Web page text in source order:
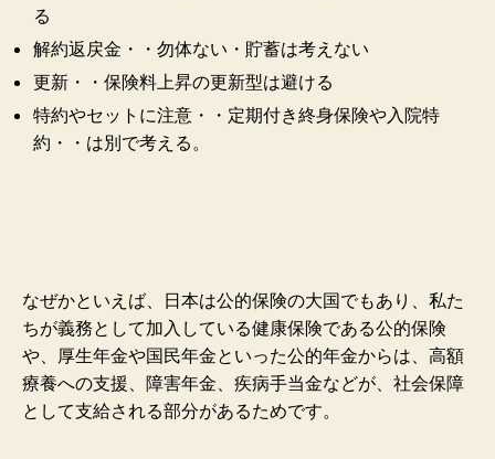
る
解約返戻金・・勿体ない・貯蓄は考えない
更新・・保険料上昇の更新型は避ける
特約やセットに注意・・定期付き終身保険や入院特
約・・は別で考える。
なぜかといえば、日本は公的保険の大国でもあり、私た
ちが義務として加入している健康保険である公的保険
や、厚生年金や国民年金といった公的年金からは、高額
療養への支援、障害年金、疾病手当金などが、社会保障
として支給される部分があるためです。